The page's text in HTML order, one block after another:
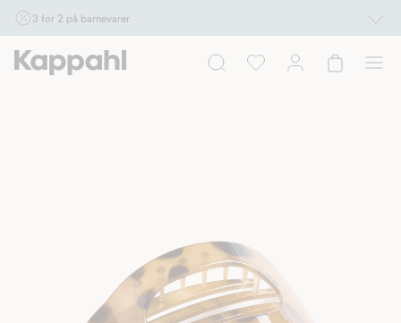
3 for 2 på barnevarer
17/8 i butikk & online for deg som er eller blir medlem. Kan ikke kombineres med
andre tilbud eller rabatter.